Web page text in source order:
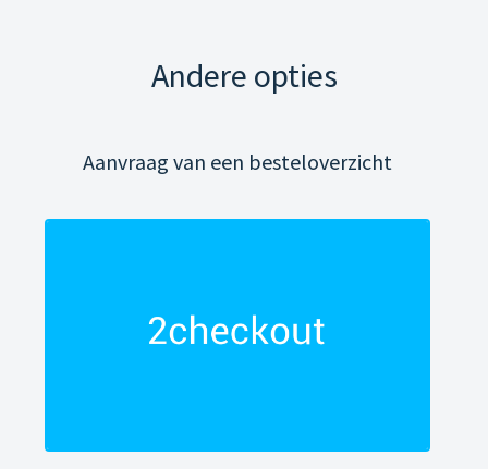
Andere opties
Aanvraag van een besteloverzicht